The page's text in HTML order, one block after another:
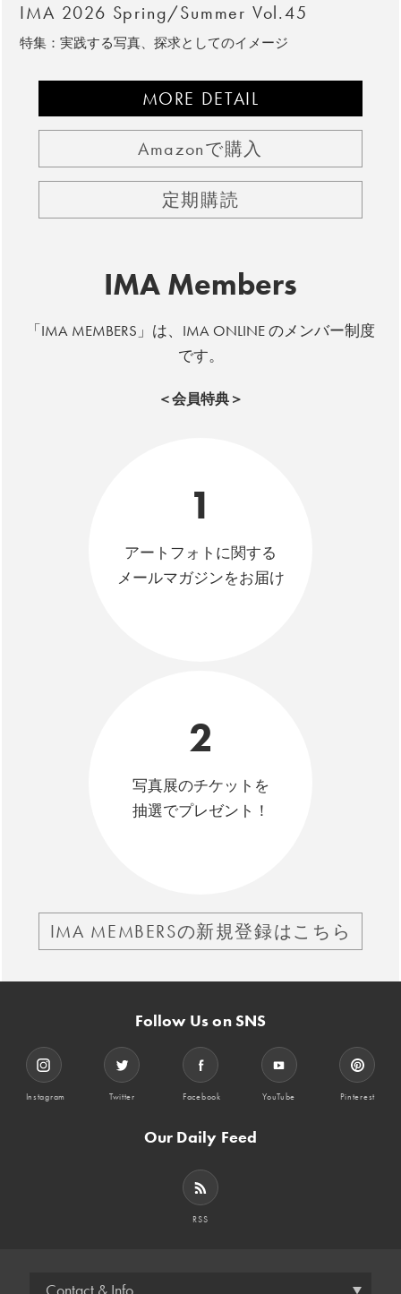
IMA 2026 Spring/Summer Vol.45
特集：実践する写真、探求としてのイメージ
MORE DETAIL
Amazonで購入
定期購読
IMA Members
「IMA MEMBERS」は、IMA ONLINE のメンバー制度
です。
＜会員特典＞
1
アートフォトに関する
メールマガジンをお届け
2
写真展のチケットを
抽選でプレゼント！
IMA MEMBERSの新規登録はこちら
Follow Us on SNS
Instagram Twitter Facebook YouTube Pinterest
Our Daily Feed
RSS